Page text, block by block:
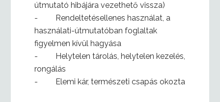
útmutató hibájára vezethető vissza)
- Rendeltetésellenes használat, a
használati-útmutatóban foglaltak
figyelmen kívül hagyása
- Helytelen tárolás, helytelen kezelés,
rongálás
- Elemi kár, természeti csapás okozta